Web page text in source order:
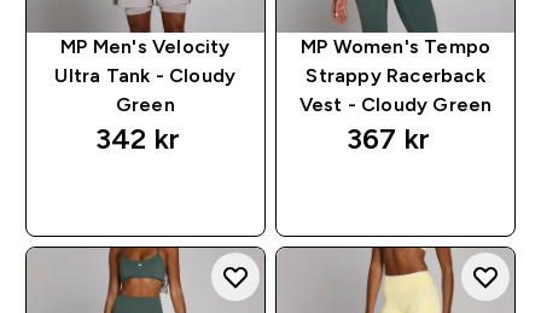
MP Men's Velocity
Ultra Tank - Cloudy
Green
342 kr‎
MP Women's Tempo
Strappy Racerback
Vest - Cloudy Green
367 kr‎